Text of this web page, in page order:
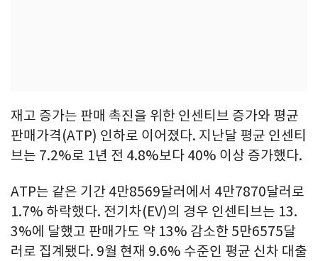
재고 증가는 판매 촉진을 위한 인센티브 증가와 평균
판매가격(ATP) 인하로 이어졌다. 지난달 평균 인센티
브는 7.2%로 1년 전 4.8%보다 40% 이상 증가했다.
ATP는 같은 기간 4만8569달러에서 4만7870달러로
1.7% 하락했다. 전기차(EV)의 경우 인센티브는 13.
3%에 달했고 판매가도 약 13% 감소한 5만6575달
러로 집계됐다. 9월 현재 9.6% 수준인 평균 신차 대출